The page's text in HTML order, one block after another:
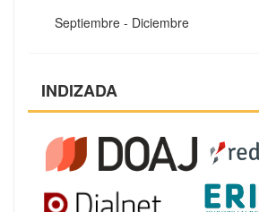
Septiembre - Diciembre
INDIZADA